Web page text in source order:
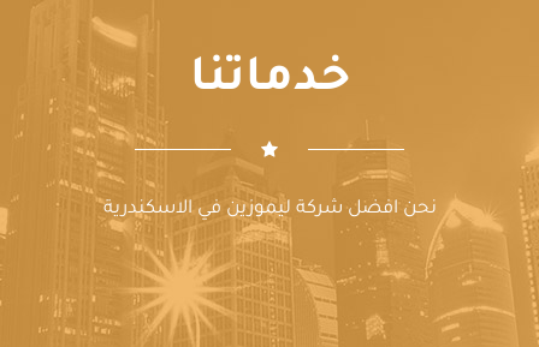
خدماتنا
نحن افضل شركة ليموزين في الاسكندرية